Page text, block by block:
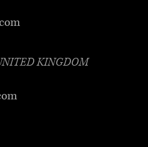
KINGDOM